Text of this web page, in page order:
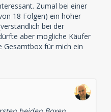
Zumal bei einer
18 Folgen) ein hoher
bei der
aber mögliche Käufer
Gesamtbox für mich ein